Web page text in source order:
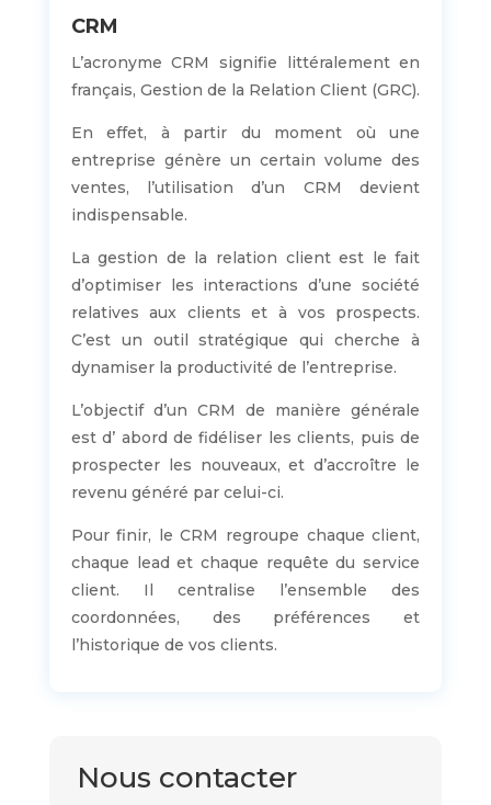
CRM
L’acronyme CRM signifie littéralement en
français, Gestion de la Relation Client (GRC).
En effet, à partir du moment où une
entreprise génère un certain volume des
ventes, l’utilisation d’un CRM devient
indispensable.
La gestion de la relation client est le fait
d’optimiser les interactions d’une société
relatives aux clients et à vos prospects.
C’est un outil stratégique qui cherche à
dynamiser la productivité de l’entreprise.
L’objectif d’un CRM de manière générale
est d’ abord de fidéliser les clients, puis de
prospecter les nouveaux, et d’accroître le
revenu généré par celui-ci.
Pour finir, le CRM regroupe chaque client,
chaque lead et chaque requête du service
client. Il centralise l’ensemble des
coordonnées, des préférences et
l’historique de vos clients.
Nous contacter